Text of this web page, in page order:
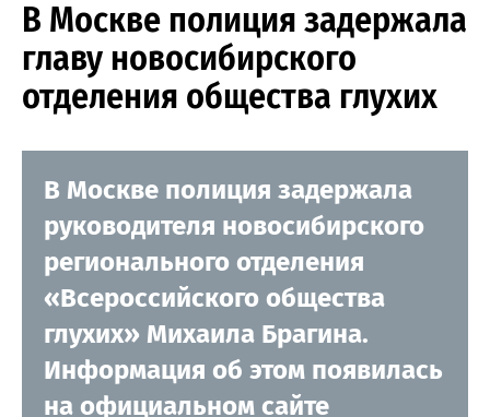
В Москве полиция задержала
главу новосибирского
отделения общества глухих
В Москве полиция задержала
руководителя новосибирского
регионального отделения
«Всероссийского общества
глухих» Михаила Брагина.
Информация об этом появилась
на официальном сайте